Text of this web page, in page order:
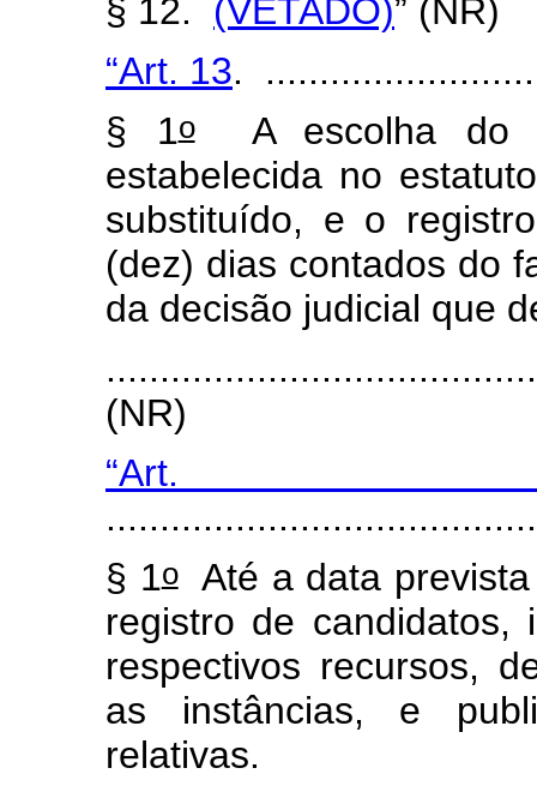
§ 12. (VETADO)” (NR)
“Art. 13.
§ 1oA escolha do
estabelecida no
substituído, e o
(dez) dias contados do
da decisão judicial que
(NR)
§ 1oAté a data
registro de candidatos,
respectivos recursos,
as instâncias, e
relativas.